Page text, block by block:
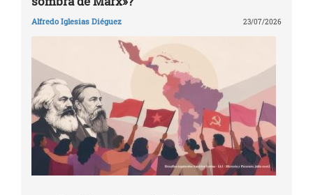
Alfredo Iglesias Diéguez 23/07/2026